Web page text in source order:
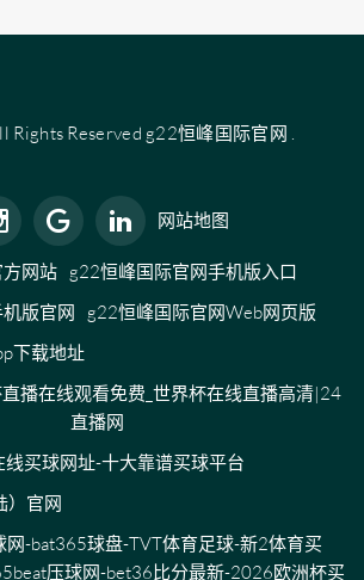
Rights Reserved g22恒峰国际官网 .
网站地图
网站 g22恒峰国际官网手机版入口
版官网
g22恒峰国际官网Web网页版
下载地址
播在线观看免费_世界杯在线直播高清|24
直播网
买球网址-十大靠谱买球平台
）官网
网-bat365球盘-TVT体育足球-新2体育买
压球网-bet36比分最新-2026欧洲杯买